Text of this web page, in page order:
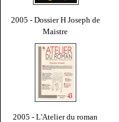
2005 - Dossier H Joseph de
Maistre
2005 - L'Atelier du roman